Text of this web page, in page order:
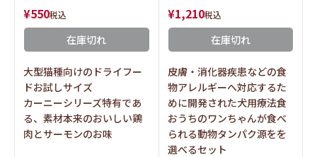
¥550税込
在庫切れ
大型猫種向けのドライフー
ドお試しサイズ
カーニーシリーズ特有であ
る、素材本来のおいしい鶏
肉とサーモンのお味
¥1,210税込
在庫切れ
皮膚・消化器疾患などの食
物アレルギーへ対応するた
めに開発された犬用療法食
おうちのワンちゃんが食べ
られる動物タンパク源をを
選べるセット